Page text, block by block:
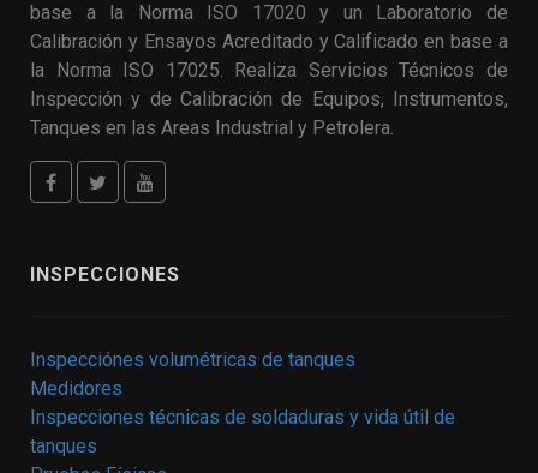
base a la Norma ISO 17020 y un Laboratorio de
Calibración y Ensayos Acreditado y Calificado en base a
la Norma ISO 17025. Realiza Servicios Técnicos de
Inspección y de Calibración de Equipos, Instrumentos,
Tanques en las Areas Industrial y Petrolera.
INSPECCIONES
Inspecciónes volumétricas de tanques
Medidores
Inspecciones técnicas de soldaduras y vida útil de
tanques